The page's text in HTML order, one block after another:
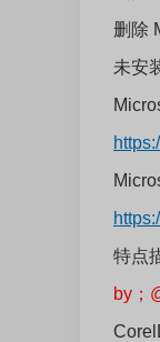
删除
未安
特点
by；